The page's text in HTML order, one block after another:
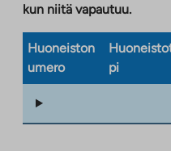
kun niitä vapautuu.
Huoneiston
umero
pi